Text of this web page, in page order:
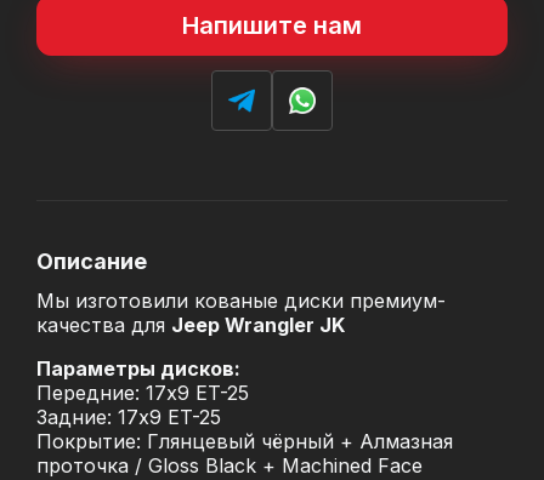
Напишите нам
Описание
Мы изготовили кованые диски премиум-
качества для Jeep Wrangler JK
Параметры дисков:
Передние: 17x9 ET-25
Задние: 17x9 ET-25
Покрытие: Глянцевый чёрный + Алмазная
проточка / Gloss Black + Machined Face